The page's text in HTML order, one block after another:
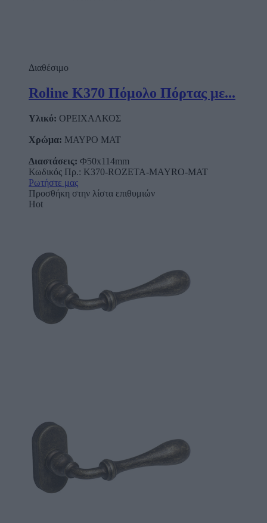
Διαθέσιμο
Roline Κ370 Πόμολο Πόρτας με...
Υλικό: ΟΡΕΙΧΑΛΚΟΣ
Χρώμα: ΜΑΥΡΟ ΜΑΤ
Διαστάσεις: Φ50x114mm
Κωδικός Πρ.: K370-ROZETA-MAYRO-MAT
Ρωτήστε μας
Προσθήκη στην λίστα επιθυμιών
Hot